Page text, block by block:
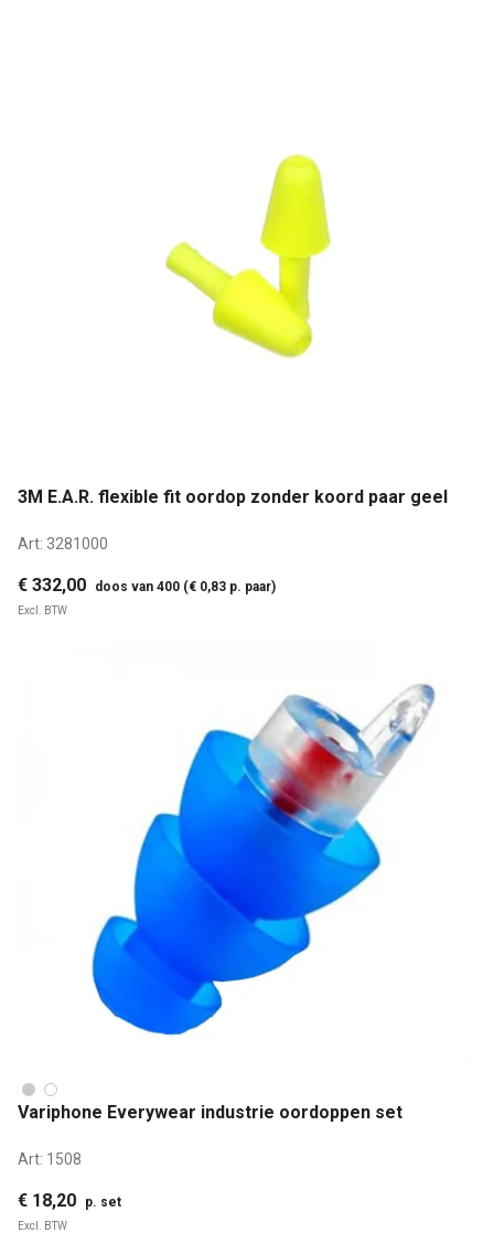
3M E.A.R. flexible fit oordop zonder koord paar geel
Art: 3281000
€ 332,00 doos van 400 (€ 0,83 p. paar)
Excl. BTW
Variphone Everywear industrie oordoppen set
Art: 1508
€ 18,20 p. set
Excl. BTW